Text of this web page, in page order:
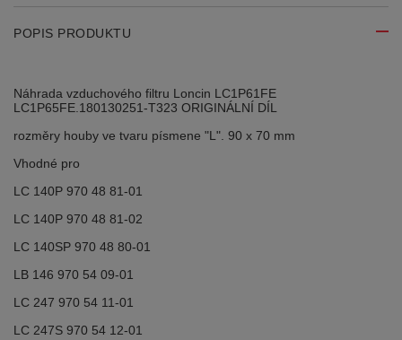
POPIS PRODUKTU
Náhrada vzduchového filtru Loncin LC1P61FE
LC1P65FE.180130251-T323 ORIGINÁLNÍ DÍL
rozměry houby ve tvaru písmene "L". 90 x 70 mm
Vhodné pro
LC 140P 970 48 81-01
LC 140P 970 48 81-02
LC 140SP 970 48 80-01
LB 146 970 54 09-01
LC 247 970 54 11-01
LC 247S 970 54 12-01